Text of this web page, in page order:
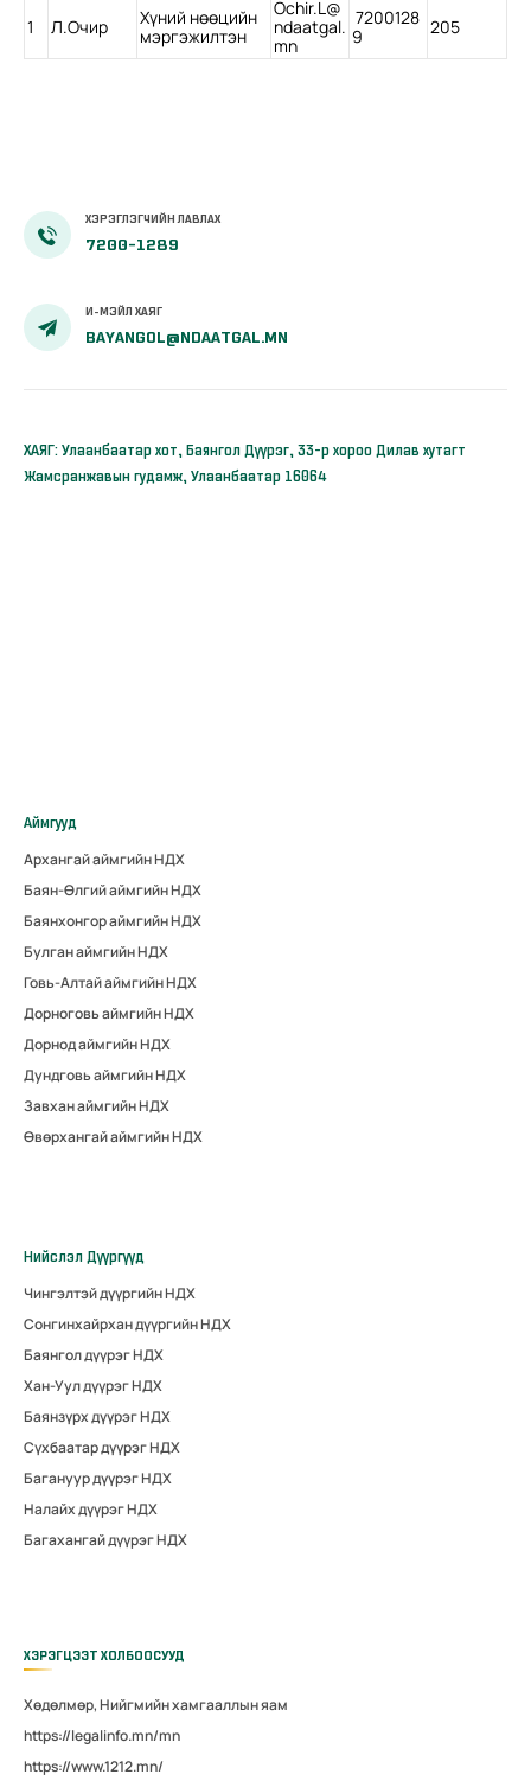
1 Л.Очир
Хүний нөөцийн
мэргэжилтэн
Ochir.L@
ndaatgal.
mn
7200128
9
205
ХЭРЭГЛЭГЧИЙН ЛАВЛАХ
7200-1289
И-МЭЙЛ ХАЯГ
BAYANGOL@NDAATGAL.MN
ХАЯГ: Улаанбаатар хот, Баянгол Дүүрэг, 33-р хороо Дилав хутагт
Жамсранжавын гудамж, Улаанбаатар 16064
Аймгууд
Архангай аймгийн НДХ
Баян-Өлгий аймгийн НДХ
Баянхонгор аймгийн НДХ
Булган аймгийн НДХ
Говь-Алтай аймгийн НДХ
Дорноговь аймгийн НДХ
Дорнод аймгийн НДХ
Дундговь аймгийн НДХ
Завхан аймгийн НДХ
Өвөрхангай аймгийн НДХ
Нийслэл Дүүргүүд
Чингэлтэй дүүргийн НДХ
Сонгинхайрхан дүүргийн НДХ
Баянгол дүүрэг НДХ
Хан-Уул дүүрэг НДХ
Баянзүрх дүүрэг НДХ
Сүхбаатар дүүрэг НДХ
Багануур дүүрэг НДХ
Налайх дүүрэг НДХ
Багахангай дүүрэг НДХ
ХЭРЭГЦЭЭТ ХОЛБООСУУД
Хөдөлмөр, Нийгмийн хамгааллын яам
https://legalinfo.mn/mn
https://www.1212.mn/